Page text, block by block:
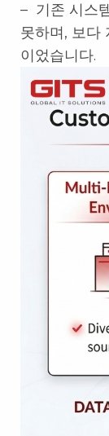
– 기존 시스
못하며, 보다
이었습니다.